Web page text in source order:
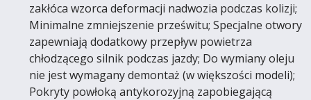
zakłóca wzorca deformacji nadwozia podczas kolizji;
Minimalne zmniejszenie prześwitu; Specjalne otwory
zapewniają dodatkowy przepływ powietrza
chłodzącego silnik podczas jazdy; Do wymiany oleju
nie jest wymagany demontaż (w większości modeli);
Pokryty powłoką antykorozyjną zapobiegającą